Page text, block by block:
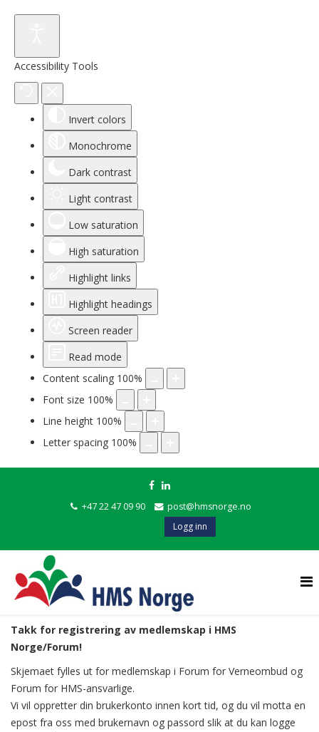
Accessibility Tools
Invert colors
Monochrome
Dark contrast
Light contrast
Low saturation
High saturation
Highlight links
Highlight headings
Screen reader
Read mode
Content scaling 100%
Font size 100%
Line height 100%
Letter spacing 100%
+47 22 47 09 90
post@hmsnorge.no
Logg inn
Takk for registrering av medlemskap i HMS
Norge/Forum!
Skjemaet fylles ut for medlemskap i Forum for Verneombud og
Forum for HMS-ansvarlige.
Vi vil oppretter din brukerkonto innen kort tid, og du vil motta en
epost fra oss med brukernavn og passord slik at du kan logge